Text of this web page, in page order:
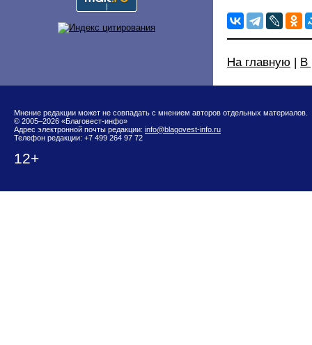
На главную | В
Мнение редакции может не совпадать с мнением авторов отдельных материалов.
© 2005–2026 «Благовест-инфо»
Адрес электронной почты редакции: info@blagovest-info.ru
Телефон редакции: +7 499 264 97 72
12+